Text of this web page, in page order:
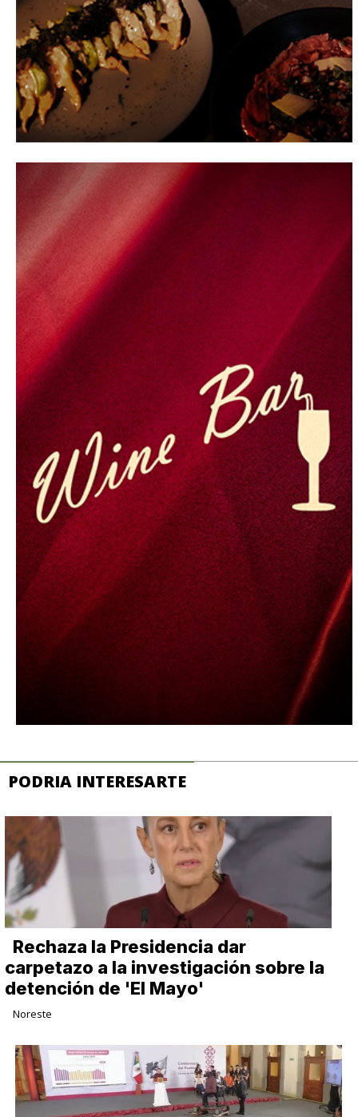
PODRIA INTERESARTE
Rechaza la Presidencia dar
carpetazo a la investigación sobre la
detención de 'El Mayo'
Noreste